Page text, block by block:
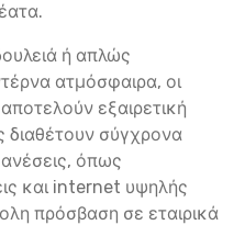
ή απλώς
ατμόσφαιρα, οι
εξαιρετική
διαθέτουν σύγχρονα
όπως
και internet υψηλής
πρόσβαση σε εταιρικά